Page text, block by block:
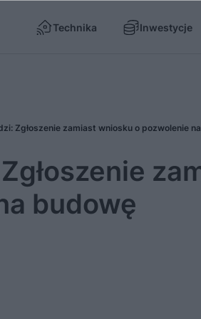
Technika Inwestycje
Zgłoszenie zamiast wniosku o pozwolenie
budowę